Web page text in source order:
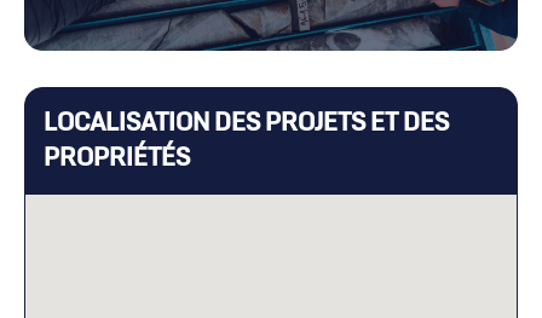
LOCALISATION DES PROJETS ET DES
PROPRIÉTÉS